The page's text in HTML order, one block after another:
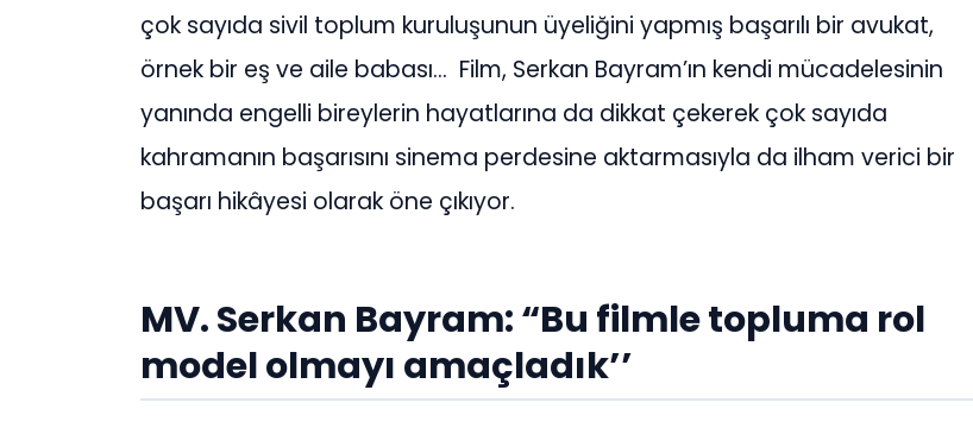
çok sayıda sivil toplum kuruluşunun üyeliğini yapmış başarılı bir avukat,
örnek bir eş ve aile babası… Film, Serkan Bayram’ın kendi mücadelesinin
yanında engelli bireylerin hayatlarına da dikkat çekerek çok sayıda
kahramanın başarısını sinema perdesine aktarmasıyla da ilham verici bir
başarı hikâyesi olarak öne çıkıyor.
MV. Serkan Bayram: “Bu filmle topluma rol
model olmayı amaçladık’’